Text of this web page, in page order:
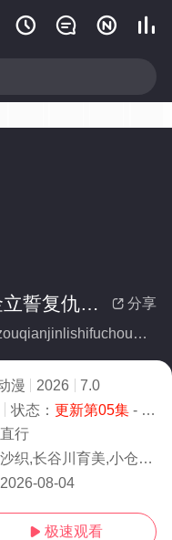
   
 分享
暴走千金立誓复仇。～用魔导书之力碾碎祖国～
别名：baozouqianjinlishifuchouyongmodaoshuzhiliniansuizuguo
漫 2026
7.0
状态： 更新第05集- 免费在线观看
行
美,小仓唯,上原步美,芹泽优,石上静香,阿座上洋平,水中雅章,高野麻里佳
2026-08-04
 极速观看